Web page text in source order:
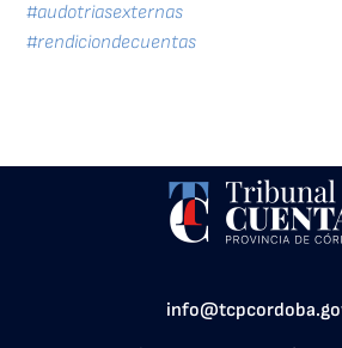
#audotriasexternas
#rendiciondecuentas